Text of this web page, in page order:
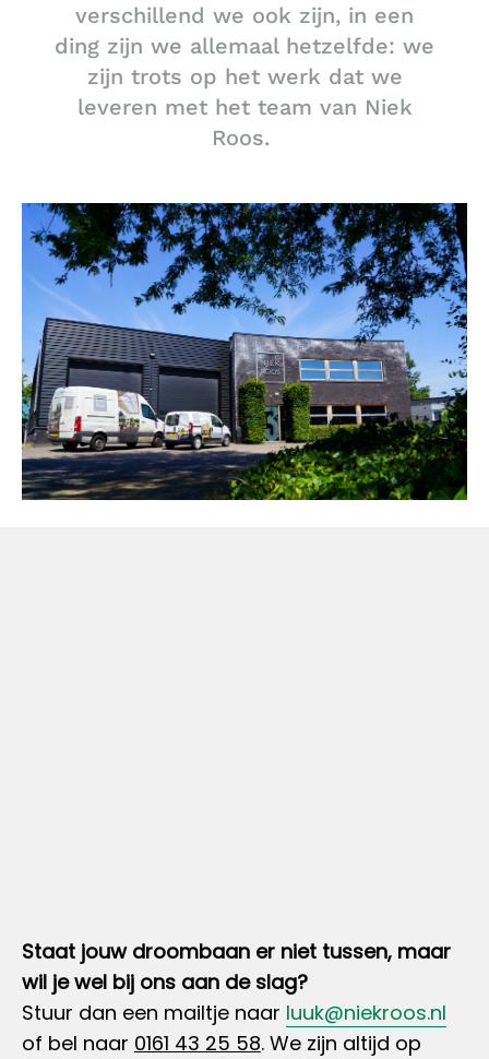
verschillend we ook zijn, in een
ding zijn we allemaal hetzelfde: we
zijn trots op het werk dat we
leveren met het team van Niek
Roos.
Staat jouw droombaan er niet tussen, maar
wil je wel bij ons aan de slag?
Stuur dan een mailtje naar luuk@niekroos.nl
of bel naar 0161 43 25 58. We zijn altijd op